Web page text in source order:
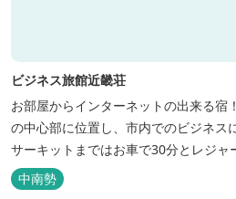
ビジネス旅館近畿荘
お部屋からインターネットの出来る宿
の中心部に位置し、市内でのビジネス
サーキットまではお車で30分とレジャ
いただけます。
中南勢